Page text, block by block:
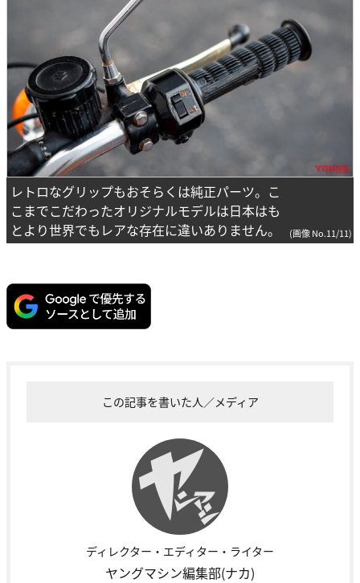
レトロなグリップもおそらくは純正パーツ。こ
こまでこだわったオリジナルモデルは日本はも
とより世界でもレアな存在に違いありません。
(画像 No.11/11)
この記事を書いた人／メディア
ディレクター・エディター・ライター
ヤングマシン編集部(ナカ)